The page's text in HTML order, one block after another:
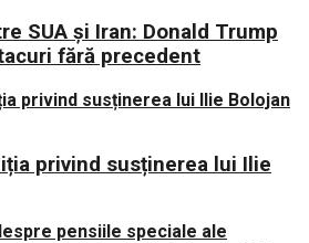
SUA și Iran: Donald Trump
fără precedent
privind susținerea lui Ilie